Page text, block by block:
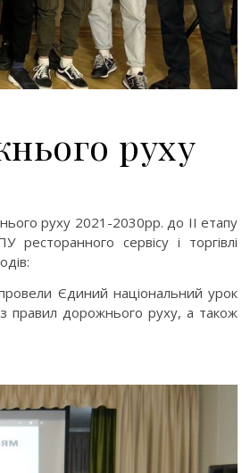
руху
руху 2021-2030рр. до ІІ етапу
сервісу і торгівлі
Єдиний національний урок
з правил дорожнього руху, а також